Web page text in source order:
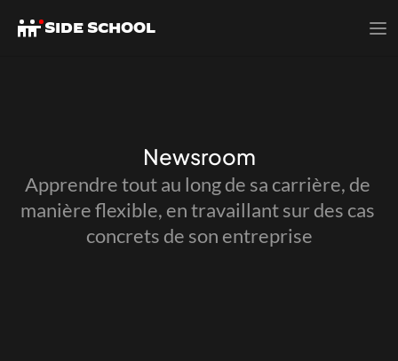
Newsroom
Apprendre tout au long de sa carrière, de
manière flexible, en travaillant sur des cas
concrets de son entreprise
SIDE SCHOOL
SIDE SCHOOL